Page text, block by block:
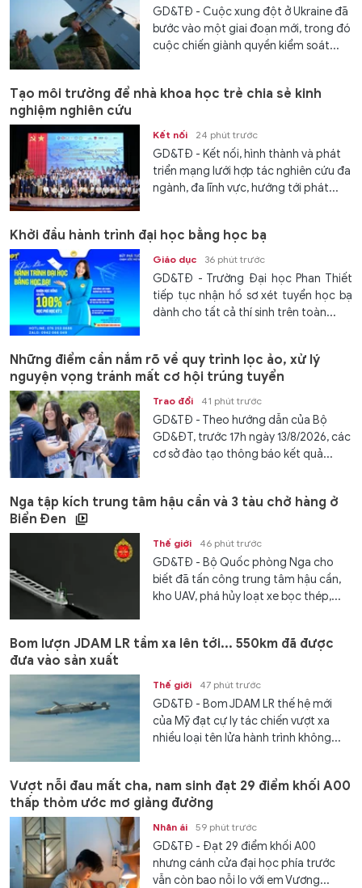
GD&TĐ - Cuộc xung đột ở Ukraine đã
bước vào một giai đoạn mới, trong đó
cuộc chiến giành quyền kiểm soát...
Tạo môi trường để nhà khoa học trẻ chia sẻ kinh
nghiệm nghiên cứu
Kết nối 24 phút trước
GD&TĐ - Kết nối, hình thành và phát
triển mạng lưới hợp tác nghiên cứu đa
ngành, đa lĩnh vực, hướng tới phát...
Khởi đầu hành trình đại học bằng học bạ
Giáo dục 36 phút trước
GD&TĐ - Trường Đại học Phan Thiết
tiếp tục nhận hồ sơ xét tuyển học bạ
dành cho tất cả thí sinh trên toàn...
Những điểm cần nắm rõ về quy trình lọc ảo, xử lý
nguyện vọng tránh mất cơ hội trúng tuyển
Trao đổi 41 phút trước
GD&TĐ - Theo hướng dẫn của Bộ
GD&ĐT, trước 17h ngày 13/8/2026, các
cơ sở đào tạo thông báo kết quả...
Nga tập kích trung tâm hậu cần và 3 tàu chở hàng ở
Biển Đen
Thế giới 46 phút trước
GD&TĐ - Bộ Quốc phòng Nga cho
biết đã tấn công trung tâm hậu cần,
kho UAV, phá hủy loạt xe bọc thép,...
Bom lượn JDAM LR tầm xa lên tới... 550km đã được
đưa vào sản xuất
Thế giới 47 phút trước
GD&TĐ - Bom JDAM LR thế hệ mới
của Mỹ đạt cự ly tác chiến vượt xa
nhiều loại tên lửa hành trình không...
Vượt nỗi đau mất cha, nam sinh đạt 29 điểm khối A00
thấp thỏm ước mơ giảng đường
Nhân ái 59 phút trước
GD&TĐ - Đạt 29 điểm khối A00
nhưng cánh cửa đại học phía trước
vẫn còn bao nỗi lo với em Vương...